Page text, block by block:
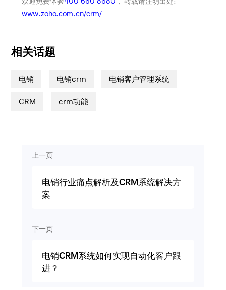
www.zoho.com.cn/crm/
相关话题
电销 电销crm 电销客户管理系统
CRM crm功能
上一页
电销行业痛点解析及CRM系统解决方
案
下一页
电销CRM系统如何实现自动化客户跟
进？